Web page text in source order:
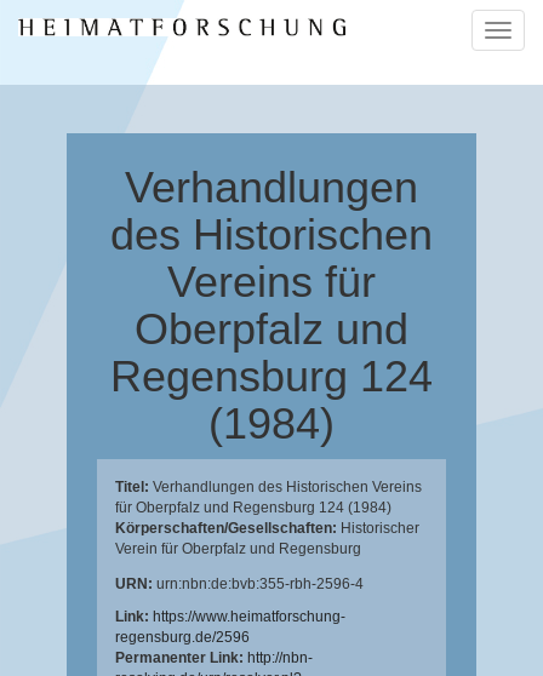
ein-/
Verhandlungen
des Historischen
Vereins für
Oberpfalz und
Regensburg 124
(1984)
Titel: Verhandlungen des Historischen Vereins
für Oberpfalz und Regensburg 124 (1984)
Körperschaften/Gesellschaften: Historischer
Verein für Oberpfalz und Regensburg
URN: urn:nbn:de:bvb:355-rbh-2596-4
Link: https://www.heimatforschung-
regensburg.de/2596
Permanenter Link: http://nbn-